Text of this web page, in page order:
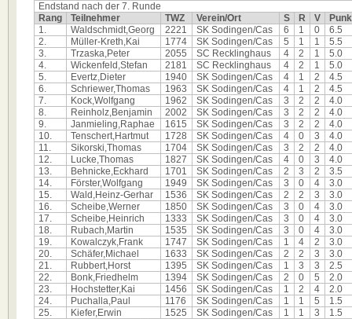
Endstand nach der 7. Runde
Rang
Teilnehmer TWZ Verein/Ort S R V
1.
Waldschmidt,Georg 2221 SK Sodingen/Cas 6 1 0
6.5
2.
Müller-Kreth,Kai 1774 SK Sodingen/Cas 5 1 1
5.5
3.
Trzaska,Peter 2055 SC Recklinghaus 4 2 1
5.0
4.
Wickenfeld,Stefan 2181 SC Recklinghaus 4 2 1
5.0
5.
Evertz,Dieter 1940 SK Sodingen/Cas 4 1 2
4.5
6.
Schriewer,Thomas 1963 SK Sodingen/Cas 4 1 2
4.5
7.
Kock,Wolfgang 1962 SK Sodingen/Cas 3 2 2
4.0
8.
Reinholz,Benjamin 2002 SK Sodingen/Cas 3 2 2
4.0
9.
Janmieling,Raphae 1615 SK Sodingen/Cas 3 2 2
4.0
10.
Tenschert,Hartmut 1728 SK Sodingen/Cas 4 0 3
4.0
11.
Sikorski,Thomas 1704 SK Sodingen/Cas 3 2 2
4.0
12.
Lucke,Thomas 1827 SK Sodingen/Cas 4 0 3
4.0
13.
Behnicke,Eckhard 1701 SK Sodingen/Cas 2 3 2
3.5
14.
Förster,Wolfgang 1949 SK Sodingen/Cas 3 0 4
3.0
15.
Wald,Heinz-Gerhar 1536 SK Sodingen/Cas 2 2 3
3.0
16.
Scheibe,Werner 1850 SK Sodingen/Cas 3 0 4
3.0
17.
Scheibe,Heinrich 1333 SK Sodingen/Cas 3 0 4
3.0
18.
Rubach,Martin 1535 SK Sodingen/Cas 3 0 4
3.0
19.
Kowalczyk,Frank 1747 SK Sodingen/Cas 1 4 2
3.0
20.
Schäfer,Michael 1633 SK Sodingen/Cas 2 2 3
3.0
21.
Rubbert,Horst 1395 SK Sodingen/Cas 1 3 3
2.5
22.
Bonk,Friedhelm 1394 SK Sodingen/Cas 2 0 5
2.0
23.
Hochstetter,Kai 1456 SK Sodingen/Cas 1 2 4
2.0
24.
Puchalla,Paul 1176 SK Sodingen/Cas 1 1 5
1.5
25.
Kiefer,Erwin 1525 SK Sodingen/Cas 1 1 3 1.5